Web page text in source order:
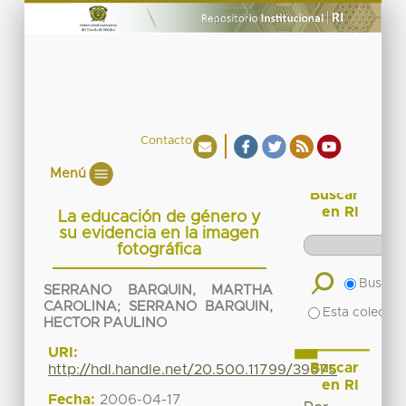
Contacto
Menú
La educación de género y
su evidencia en la imagen
fotográfica
SERRANO BARQUIN, MARTHA
CAROLINA; SERRANO BARQUIN,
HECTOR PAULINO
URI:
http://hdl.handle.net/20.500.11799/39675
Fecha: 2006-04-17
Buscar
en RI
Buscar
Esta
Buscar
en RI